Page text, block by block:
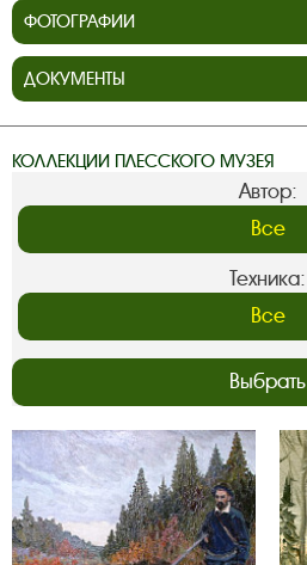
ФОТОГРАФИИ
ДОКУМЕНТЫ
КОЛЛЕКЦИИ ПЛЕССКОГО МУЗЕЯ
Автор:
Техника:
Выбрать